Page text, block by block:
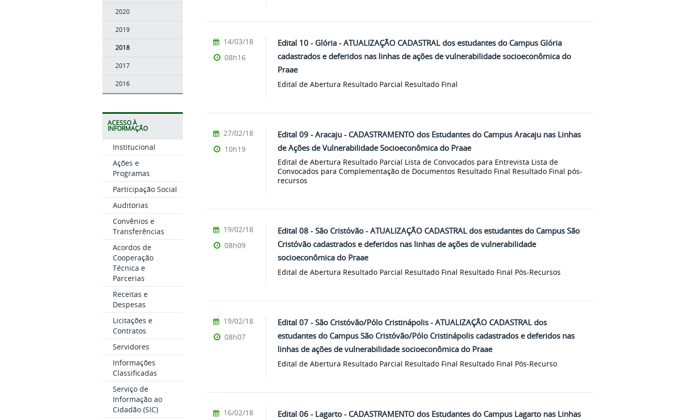
2020
2019
2018
2017
2016
ACESSO À
INFORMAÇÃO
Institucional
Ações e
Programas
Participação Social
Auditorias
Convênios e
Transferências
Acordos de
Cooperação
Técnica e
Parcerias
Receitas e
Despesas
Licitações e
Contratos
Servidores
Informações
Classificadas
Serviço de
Informação ao
Cidadão (SIC)
Edital 10 - Glória - ATUALIZAÇÃO CADASTRAL dos estudantes do Campus Glória
cadastrados e deferidos nas linhas de ações de vulnerabilidade socioeconômica do
Praae
Edital de Abertura Resultado Parcial Resultado Final
14/03/18
08h16
Edital 09 - Aracaju - CADASTRAMENTO dos Estudantes do Campus Aracaju nas Linhas
de Ações de Vulnerabilidade Socioeconômica do Praae
Edital de Abertura Resultado Parcial Lista de Convocados para Entrevista Lista de
Convocados para Complementação de Documentos Resultado Final Resultado Final pós-
recursos
27/02/18
10h19
Edital 08 - São Cristóvão - ATUALIZAÇÃO CADASTRAL dos estudantes do Campus São
Cristóvão cadastrados e deferidos nas linhas de ações de vulnerabilidade
socioeconômica do Praae
Edital de Abertura Resultado Parcial Resultado Final Resultado Final Pós-Recursos
19/02/18
08h09
Edital 07 - São Cristóvão/Pólo Cristinápolis - ATUALIZAÇÃO CADASTRAL dos
estudantes do Campus São Cristóvão/Pólo Cristinápolis cadastrados e deferidos nas
linhas de ações de vulnerabilidade socioeconômica do Praae
Edital de Abertura Resultado Parcial Resultado Final Resultado Final Pós-Recurso
19/02/18
08h07
Edital 06 - Lagarto - CADASTRAMENTO dos Estudantes do Campus Lagarto nas Linhas
16/02/18